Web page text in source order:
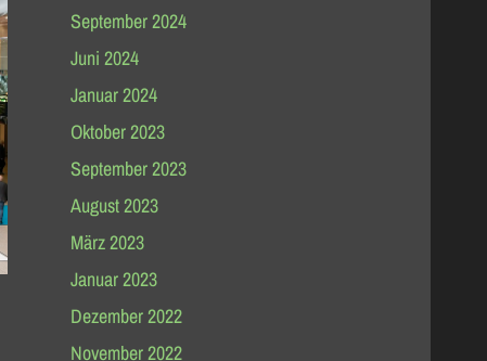
September 2024
Juni 2024
Januar 2024
Oktober 2023
September 2023
August 2023
März 2023
Januar 2023
Dezember 2022
November 2022